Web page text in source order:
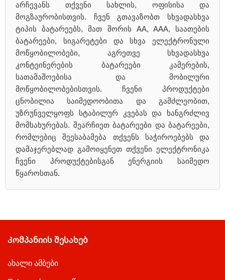
არჩევანს თქვენი სახლის, ოფისისა და
მოგზაურობისთვის. ჩვენ გთავაზობთ სხვადასხვა
ტიპის ბატარეებს, მათ შორის AA, AAA, საათების
ბატარეები, სიგარეტები და სხვა ელექტრონული
მოწყობილობები, აგრეთვე სხვადასხვა
კონტეინერების ბატარეები კამერების,
სათამაშოებისა და მობილური
მოწყობილობებისთვის. ჩვენი პროდუქტები
ცნობილია საიმედოობითა და გამძლეობით,
უზრუნველყოფს სტაბილურ კვებას და ხანგრძლივ
მომსახურებას. შეარჩიეთ ბატარეები და ბატარეები,
რომლებიც შეესაბამება თქვენს საჭიროებებს და
დამაჯერებლად გამოიყენეთ თქვენი ელექტრონიკა
ჩვენი პროდუქტებისგან ენერგიის საიმედო
წყაროსთან.
Კომპანიის შესახებ
ახალი ამბები